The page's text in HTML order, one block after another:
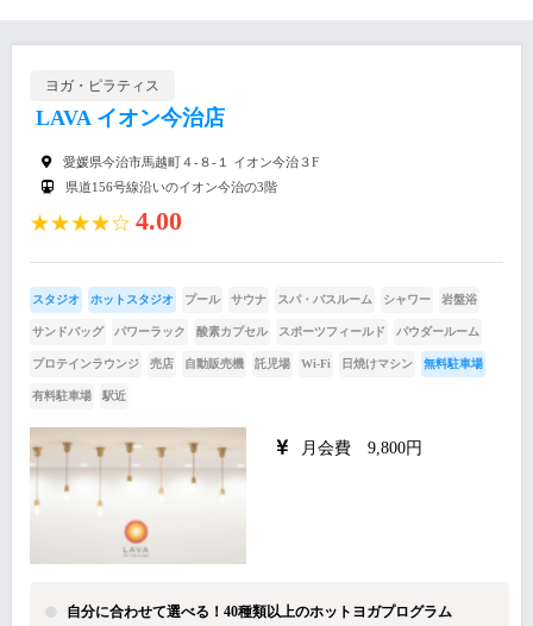
ヨガ・ピラティス
LAVA イオン今治店
愛媛県今治市馬越町４-８-１ イオン今治３F
県道156号線沿いのイオン今治の3階
★★★★☆ 4.00
スタジオ ホットスタジオ プール サウナ スパ・バスルーム シャワー 岩盤浴
サンドバッグ パワーラック 酸素カプセル スポーツフィールド パウダールーム
プロテインラウンジ 売店 自動販売機 託児場 Wi-Fi 日焼けマシン 無料駐車場
有料駐車場 駅近
月会費 9,800円
自分に合わせて選べる！40種類以上のホットヨガプログラム